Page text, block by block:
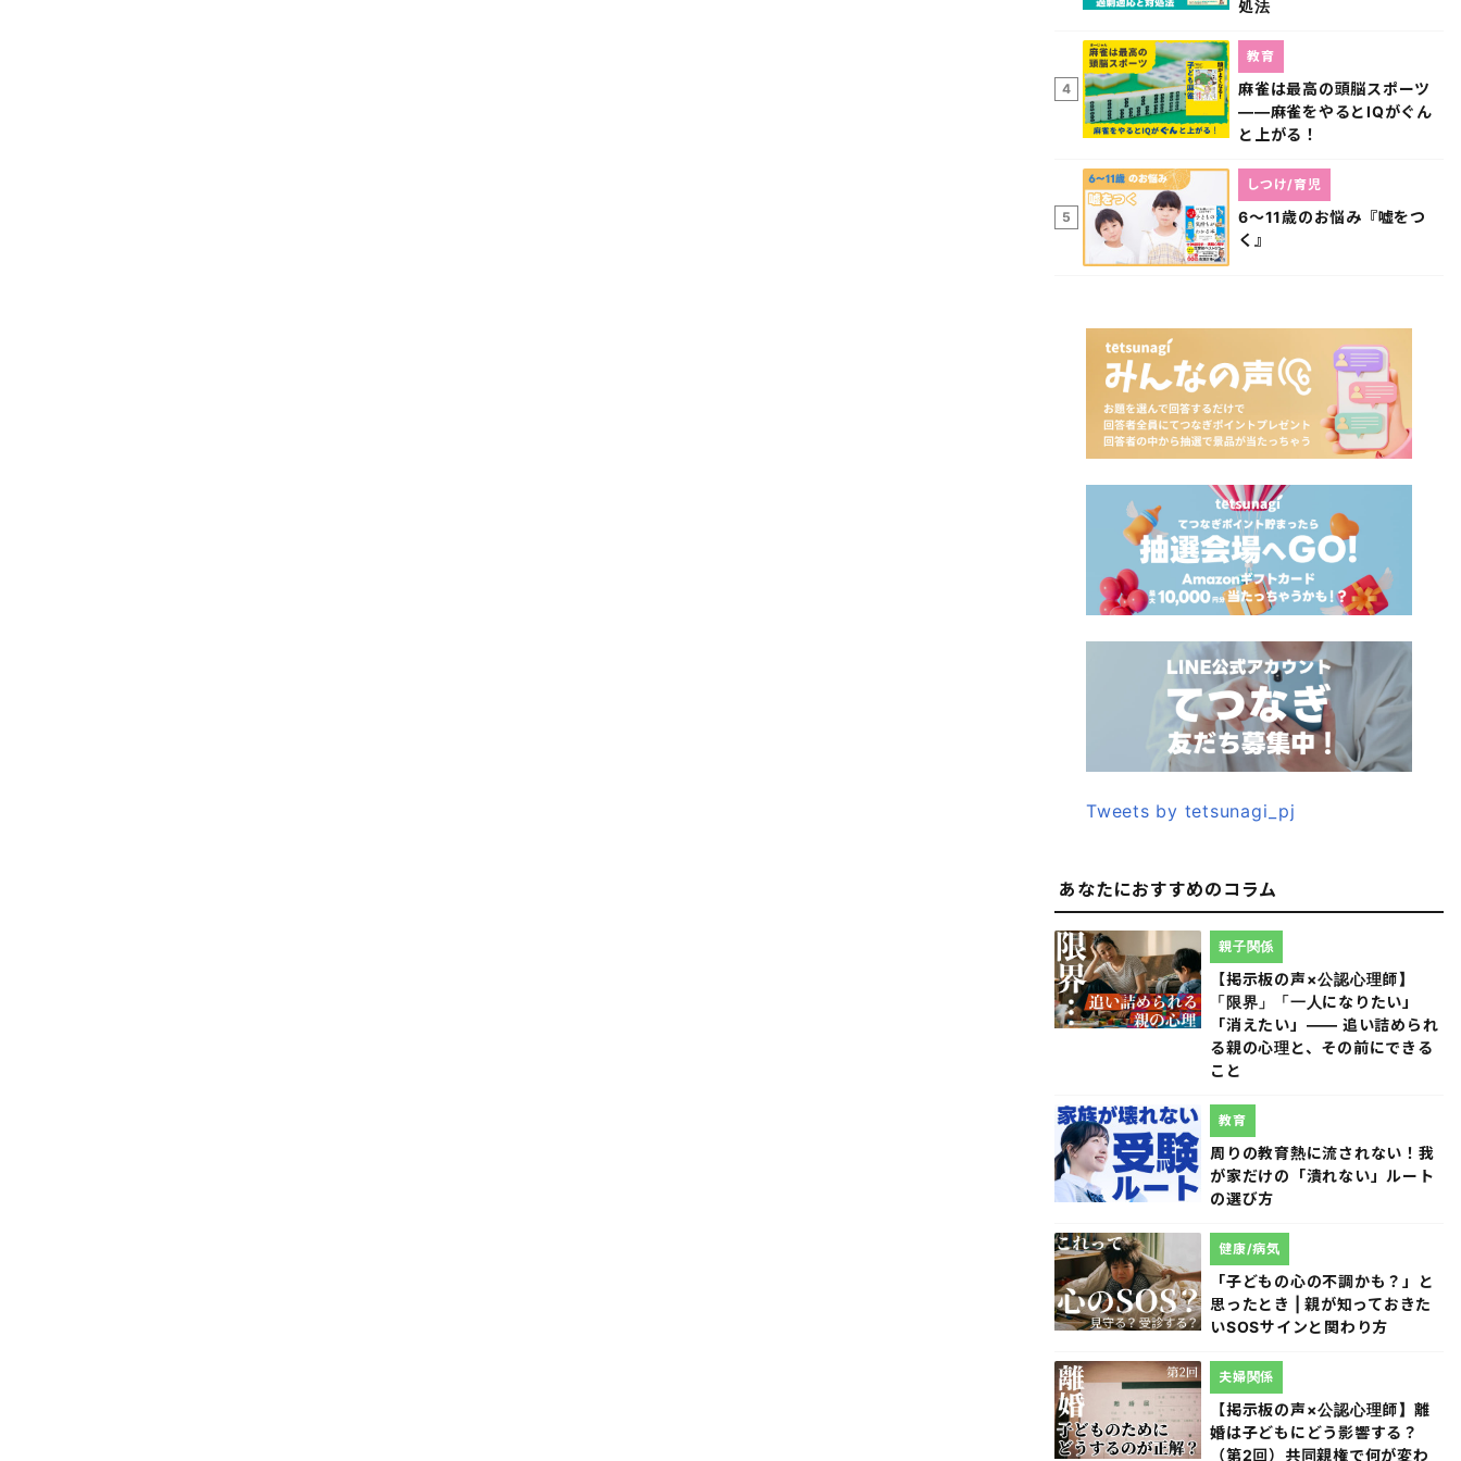
処法
4
麻雀は最高の頭脳スポーツ
――麻雀をやるとIQがぐん
と上がる！
教育
5
6～11歳のお悩み『嘘をつ
く』
しつけ/育児
Tweets by tetsunagi_pj
あなたにおすすめのコラム
【掲示板の声×公認心理師】
「限界」「一人になりたい」
「消えたい」―― 追い詰められ
る親の心理と、その前にできる
こと
親子関係
周りの教育熱に流されない！我
が家だけの「潰れない」ルート
の選び方
教育
「子どもの心の不調かも？」と
思ったとき | 親が知っておきた
いSOSサインと関わり方
健康/病気
【掲示板の声×公認心理師】離
婚は子どもにどう影響する？
（第2回）共同親権で何が変わ
夫婦関係